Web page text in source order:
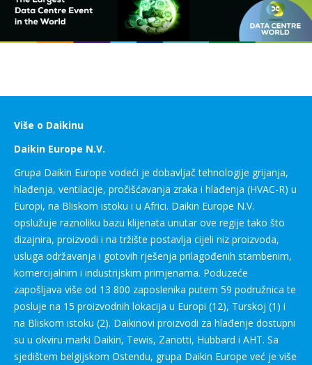
Više o Daikinu
Daikin Europe N.V.
Grupa Daikin Europe vodeći je dobavljač tehnologije grijanja,
hlađenja, ventilacije, pročišćavanja zraka i hlađenja (HVAC-R) u
Europi, na Bliskom istoku i u Africi. Daikin Europe N.V.
opslužuje raznoliku bazu klijenata unutar ove regije tako što
dizajnira, proizvodi i na tržište postavlja cijeli niz proizvoda,
usluga održavanja i gotovih rješenja prilagođenih stambenim,
komercijalnim i industrijskim primjenama. Poduzeće
zapošljava više od 13 800 zaposlenika putem 59 podružnica te
posluje na 15 proizvodnih lokacija u Europi (12), Turskoj (1) i
na Bliskom istoku (2). Daikinovi proizvodi za hlađenje dostupni
su u okviru marki Daikin, Tewis, Zanotti, Hubbard i AHT. Sa
sjedištem belgijskom Ostendu, grupa Daikin Europe već je više